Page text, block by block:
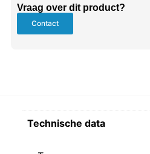
Vraag over dit product?
Contact
Technische data